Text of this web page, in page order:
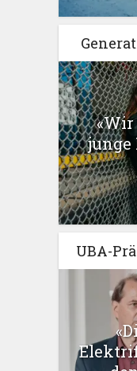
junge
UBA-